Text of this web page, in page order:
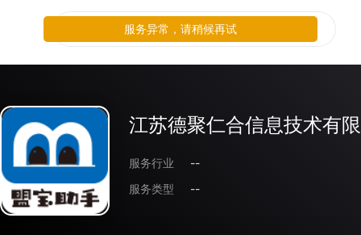
江苏德聚仁合信息技术有
服务行业
--
服务类型
--
服务异常，请稍候再试